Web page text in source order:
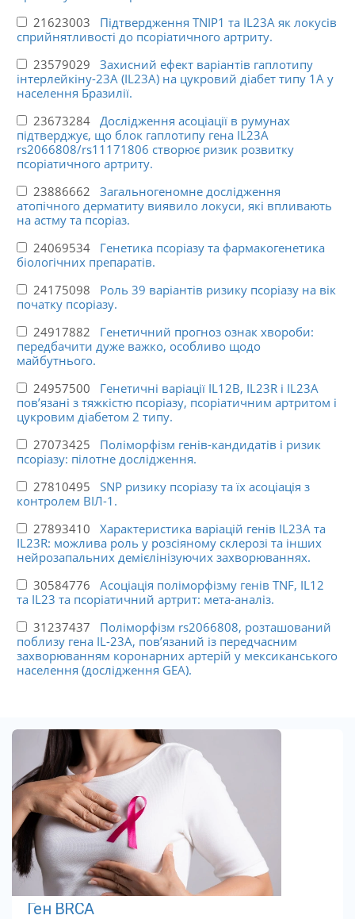
21623003 Підтвердження TNIP1 та IL23A як локусів
сприйнятливості до псоріатичного артриту.
23579029 Захисний ефект варіантів гаплотипу
інтерлейкіну-23A (IL23A) на цукровий діабет типу 1A у
населення Бразилії.
23673284 Дослідження асоціації в румунах
підтверджує, що блок гаплотипу гена IL23A
rs2066808/rs11171806 створює ризик розвитку
псоріатичного артриту.
23886662 Загальногеномне дослідження
атопічного дерматиту виявило локуси, які впливають
на астму та псоріаз.
24069534 Генетика псоріазу та фармакогенетика
біологічних препаратів.
24175098 Роль 39 варіантів ризику псоріазу на вік
початку псоріазу.
24917882 Генетичний прогноз ознак хвороби:
передбачити дуже важко, особливо щодо
майбутнього.
24957500 Генетичні варіації IL12B, IL23R і IL23A
пов’язані з тяжкістю псоріазу, псоріатичним артритом і
цукровим діабетом 2 типу.
27073425 Поліморфізм генів-кандидатів і ризик
псоріазу: пілотне дослідження.
27810495 SNP ризику псоріазу та їх асоціація з
контролем ВІЛ-1.
27893410 Характеристика варіацій генів IL23A та
IL23R: можлива роль у розсіяному склерозі та інших
нейрозапальних демієлінізуючих захворюваннях.
30584776 Асоціація поліморфізму генів TNF, IL12
та IL23 та псоріатичний артрит: мета-аналіз.
31237437 Поліморфізм rs2066808, розташований
поблизу гена IL-23A, пов’язаний із передчасним
захворюванням коронарних артерій у мексиканського
населення (дослідження GEA).
Ген BRCA